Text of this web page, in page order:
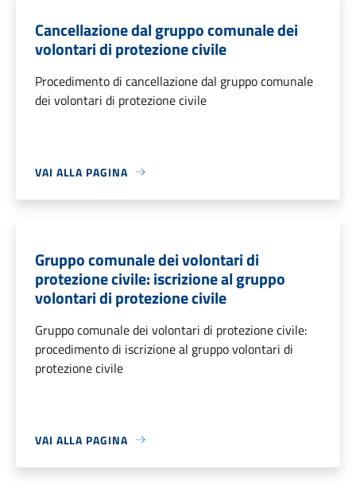
Cancellazione dal gruppo comunale dei
volontari di protezione civile
Procedimento di cancellazione dal gruppo comunale
dei volontari di protezione civile
VAI ALLA PAGINA
Gruppo comunale dei volontari di
protezione civile: iscrizione al gruppo
volontari di protezione civile
Gruppo comunale dei volontari di protezione civile:
procedimento di iscrizione al gruppo volontari di
protezione civile
VAI ALLA PAGINA